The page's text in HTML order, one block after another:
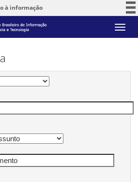
à informação
Serviços